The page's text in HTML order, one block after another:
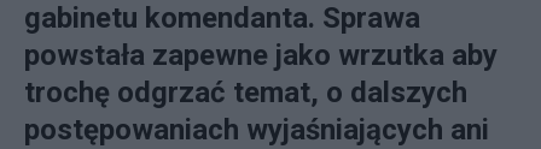
gabinetu komendanta. Sprawa
powstała zapewne jako wrzutka aby
trochę odgrzać temat, o dalszych
postępowaniach wyjaśniających ani